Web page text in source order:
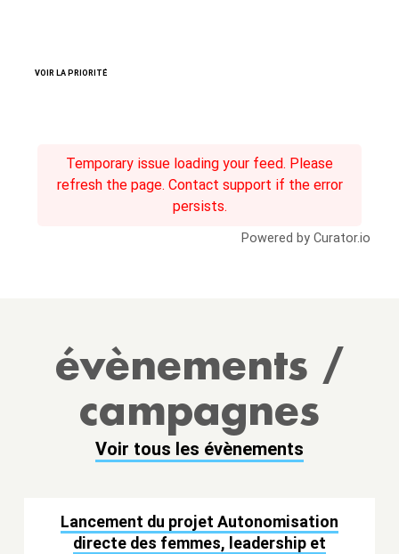
VOIR LA PRIORITÉ
Temporary issue loading your feed. Please
refresh the page. Contact support if the error
persists.
Powered by Curator.io
évènements /
campagnes
Voir tous les évènements
Lancement du projet Autonomisation
directe des femmes, leadership et